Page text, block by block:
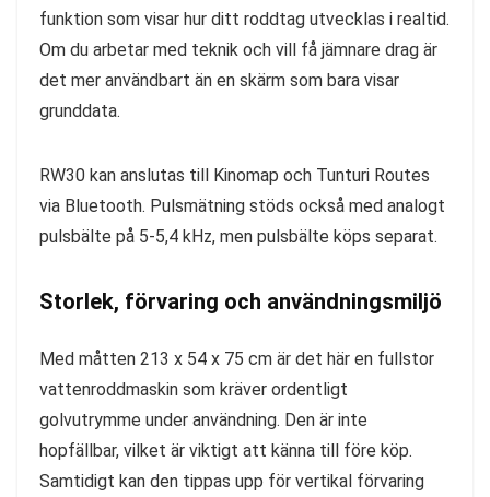
funktion som visar hur ditt roddtag utvecklas i realtid.
Om du arbetar med teknik och vill få jämnare drag är
det mer användbart än en skärm som bara visar
grunddata.
RW30 kan anslutas till Kinomap och Tunturi Routes
via Bluetooth. Pulsmätning stöds också med analogt
pulsbälte på 5-5,4 kHz, men pulsbälte köps separat.
Storlek, förvaring och användningsmiljö
Med måtten 213 x 54 x 75 cm är det här en fullstor
vattenroddmaskin som kräver ordentligt
golvutrymme under användning. Den är inte
hopfällbar, vilket är viktigt att känna till före köp.
Samtidigt kan den tippas upp för vertikal förvaring